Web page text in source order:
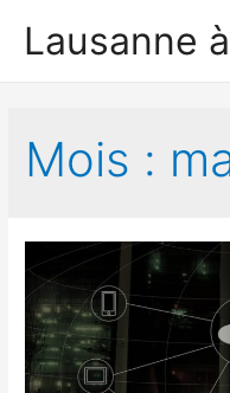
Lausanne
Mois :